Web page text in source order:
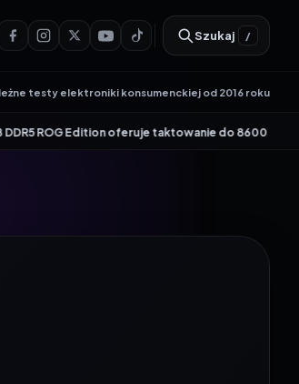
Szukaj /
testy elektroniki konsumenckiej od 2016 roku
oferuje taktowanie do 8600 MT/s•Genesis